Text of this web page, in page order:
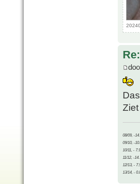
08/09, -
09/10, -
10/11, -
11/12, -
12/13, -
13/14, -